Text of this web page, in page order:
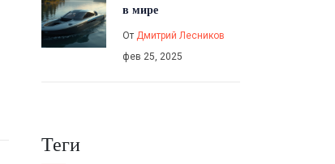
в мире
От Дмитрий Лесников
фев 25, 2025
Теги